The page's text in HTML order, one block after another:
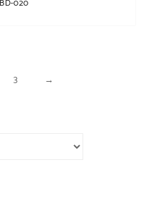
020
3 →